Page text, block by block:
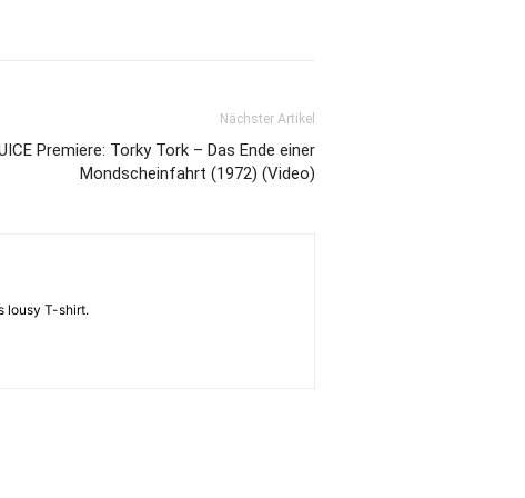
Nächster Artikel
Premiere: Torky Tork – Das Ende einer
Mondscheinfahrt (1972) (Video)
lousy T-shirt.